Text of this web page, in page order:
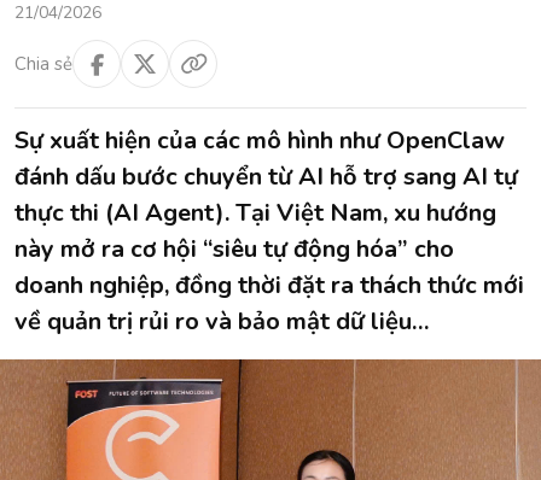
21/04/2026
Chia sẻ
Sự xuất hiện của các mô hình như OpenClaw
đánh dấu bước chuyển từ AI hỗ trợ sang AI tự
thực thi (AI Agent). Tại Việt Nam, xu hướng
này mở ra cơ hội “siêu tự động hóa” cho
doanh nghiệp, đồng thời đặt ra thách thức mới
về quản trị rủi ro và bảo mật dữ liệu…